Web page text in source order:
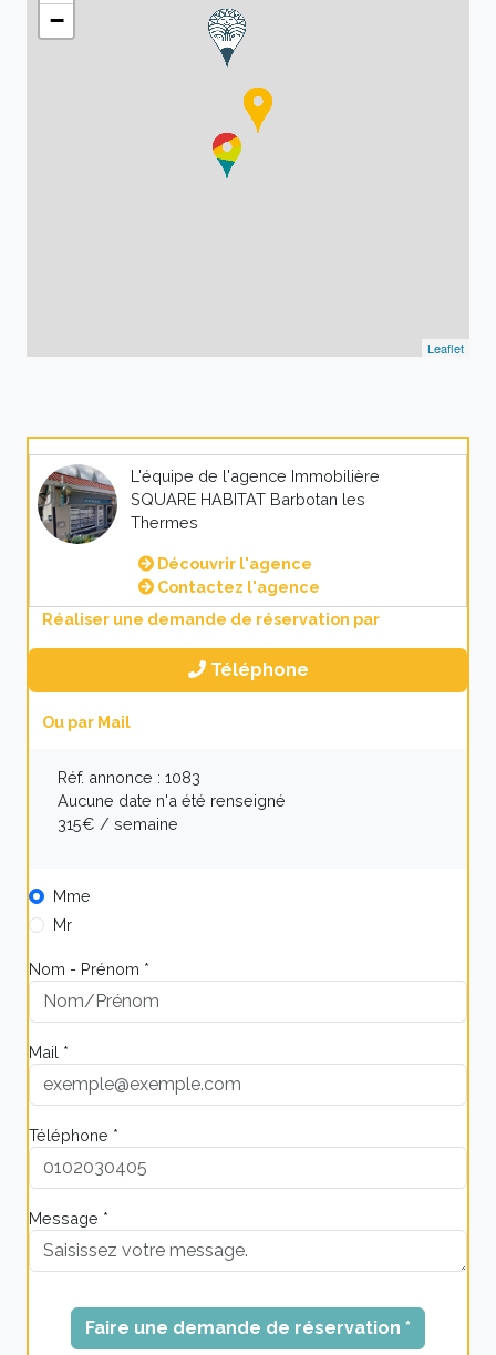
−
Leaflet
L'équipe de l'agence Immobilière
SQUARE HABITAT Barbotan les
Thermes
Découvrir l'agence
Contactez l'agence
Réaliser une demande de réservation par
Téléphone
Ou par Mail
Réf. annonce : 1083
Aucune date n'a été renseigné
315€ / semaine
Mme
Mr
Nom - Prénom *
Mail *
Téléphone *
Message *
Faire une demande de réservation *